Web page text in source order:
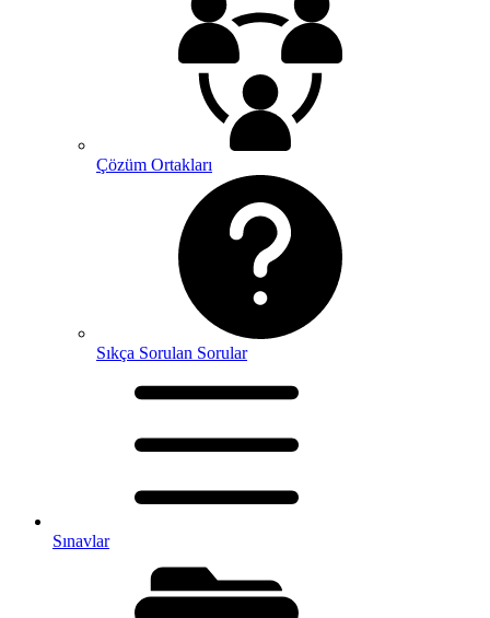
Çözüm Ortakları
Sıkça Sorulan Sorular
Sınavlar